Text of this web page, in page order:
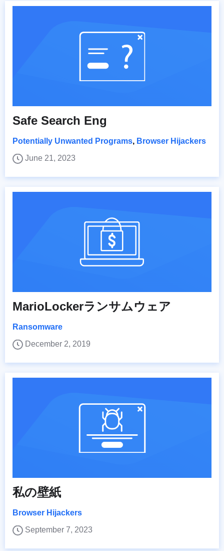
Safe Search Eng
Potentially Unwanted Programs, Browser Hijackers
June 21, 2023
MarioLockerランサムウェア
Ransomware
December 2, 2019
私の壁紙
Browser Hijackers
September 7, 2023